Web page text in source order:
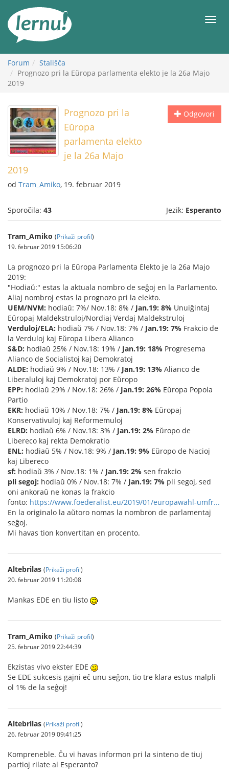
vsebini
Meni
Forum
Stališča
Prognozo pri la Eŭropa parlamenta elekto je la 26a Majo
2019
Odgovori
Prognozo pri la
Eŭropa
parlamenta elekto
je la 26a Majo
2019
od Tram_Amiko, 19. februar 2019
Sporočila: 43 Jezik: Esperanto
Tram_Amiko (Prikaži profil)
19. februar 2019 15:06:20
La prognozo pri la Eŭropa Parlamenta Elekto je la 26a Majo
2019:
"Hodiaŭ:" estas la aktuala nombro de seĝoj en la Parlamento.
Aliaj nombroj estas la prognozo pri la elekto.
UEM/NVM: hodiaŭ: 7%/ Nov.18: 8% / Jan.19: 8% Unuiĝintaj
Eŭropaj Maldekstruloj/Nordiaj Verdaj Maldekstruloj
Verduloj/ELA: hodiaŭ 7% / Nov.18: 7% / Jan.19: 7% Frakcio de
la Verduloj kaj Eŭropa Libera Alianco
S&D: hodiaŭ 25% / Nov.18: 19% / Jan.19: 18% Progresema
Alianco de Socialistoj kaj Demokratoj
ALDE: hodiaŭ 9% / Nov.18: 13% / Jan.19: 13% Alianco de
Liberaluloj kaj Demokratoj por Eŭropo
EPP: hodiaŭ 29% / Nov.18: 26% / Jan.19: 26% Eŭropa Popola
Partio
EKR: hodiaŭ 10% / Nov.18: 7% / Jan.19: 8% Eŭropaj
Konservativuloj kaj Reformemuloj
ELRD: hodiaŭ 6% / Nov.18: 3% / Jan.19: 2% Eŭropo de
Libereco kaj rekta Demokratio
ENL: hodiaŭ 5% / Nov.18: 9% / Jan.19: 9% Eŭropo de Nacioj
kaj Libereco
sf: hodiaŭ 3% / Nov.18: 1% / Jan.19: 2% sen frakcio
pli segoj: hodiaŭ 0% / Nov.18: 7% / Jan.19: 7% pli segoj, sed
oni ankoraŭ ne konas la frakcio
fonto: https://www.foederalist.eu/2019/01/europawahl-umfr...
En la originalo la aŭtoro nomas la nombron de parlamentaj
seĝoj.
Mi havas tion konvertitan en procento.
Altebrilas (Prikaži profil)
20. februar 2019 11:20:08
Mankas EDE en tiu listo
Tram_Amiko (Prikaži profil)
25. februar 2019 22:44:39
Ekzistas vivo ekster EDE
Se EDE sukcesis gajni eĉ unu seĝon, tio tre klara estus malpli
ol 1% de la seĝoj!
Altebrilas (Prikaži profil)
26. februar 2019 09:41:25
Kompreneble. Ĉu vi havas informon pri la sinteno de tiuj
partioj rilate al Esperanto?